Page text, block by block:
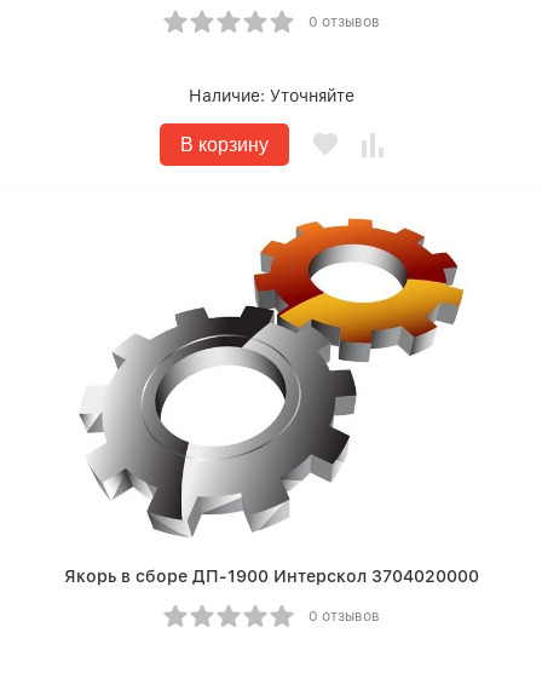
0 отзывов
Наличие: Уточняйте
В корзину
Якорь в сборе ДП-1900 Интерскол 3704020000
0 отзывов